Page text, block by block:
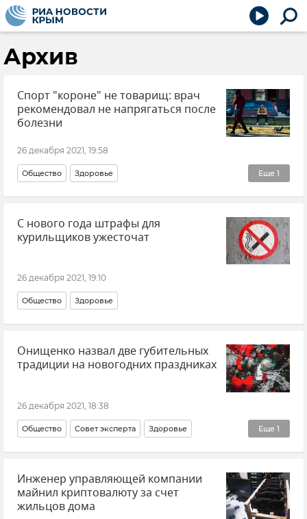
Архив
Спорт "короне" не товарищ: врач
рекомендовал не напрягаться после
болезни
26 декабря 2021, 19:58
Еще 1
Общество Здоровье
Распространение коронавируса в РФ
С нового года штрафы для
курильщиков ужесточат
26 декабря 2021, 19:10
Общество Здоровье
Онищенко назвал две губительных
традиции на новогодних праздниках
26 декабря 2021, 18:38
Еще 1
Общество Совет эксперта Здоровье
Новый год 2022
Инженер управляющей компании
майнил криптовалюту за счет
жильцов дома